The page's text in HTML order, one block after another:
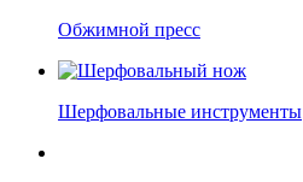
Обжимной пресс
Шерфовальные инструменты